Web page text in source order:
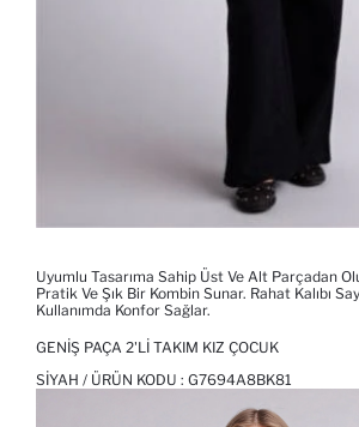
Uyumlu Tasarıma Sahip Üst Ve Alt Parçadan
Pratik Ve Şık Bir Kombin Sunar. Rahat Kalıbı
Kullanımda Konfor Sağlar.
GENIŞ PAÇA 2'LI TAKIM KIZ ÇOCUK
SIYAH / ÜRÜN KODU : G7694A8BK81